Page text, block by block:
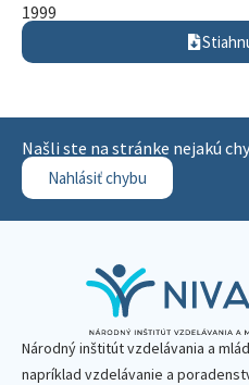
1999
Našli ste na stránke nejakú
Nahlásiť chybu
Národný inštitút vzdelávania a
napríklad vzdelávanie a